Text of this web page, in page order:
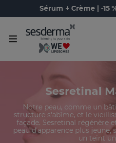
Sérum + Crème | -15
Sesretinal
Notre peau, comme un
structure s'abîme, et le
façade. Sesretinal régénère
peau d'apparence plus jeune,
un teint